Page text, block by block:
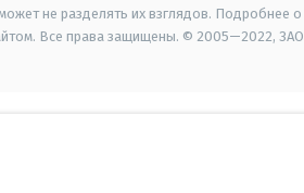
не разделять их взглядов. Подробнее о
Все права защищены. © 2005—2022, ЗАО